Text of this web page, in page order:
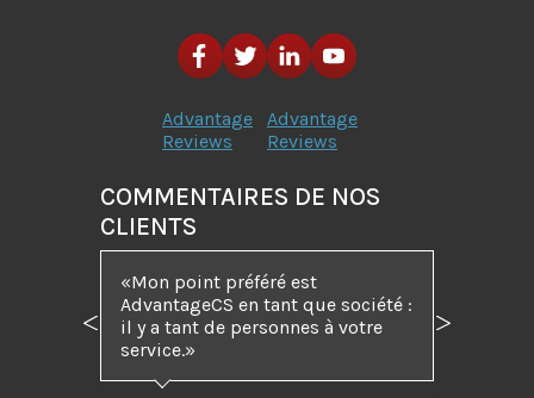
Advantage
Reviews
Advantage
Reviews
COMMENTAIRES DE NOS
CLIENTS
Mon point préféré est
AdvantageCS en tant que société :
il y a tant de personnes à votre
service.
Précédent Suivant